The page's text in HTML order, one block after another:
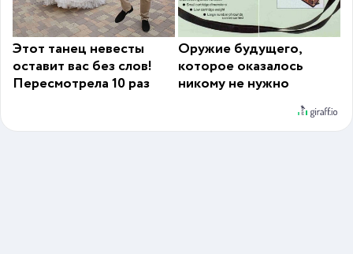
Этот танец невесты
оставит вас без слов!
Пересмотрела 10 раз
Оружие будущего,
которое оказалось
никому не нужно